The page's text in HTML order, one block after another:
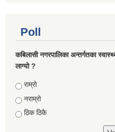
Poll
कबिलासी नगरपालिका अन्तर्गतका
लाग्यो ?
Choices
राम्रो
नराम्रो
ठिक ठिकै